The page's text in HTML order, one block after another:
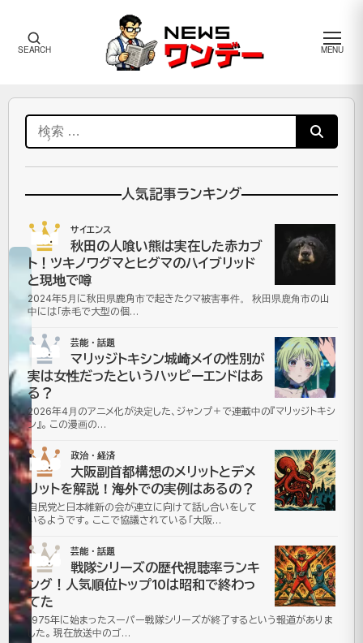
SEARCH MENU
メ
ワ
ン
デ
ー
能・
ノ
ス
ト
ラ
ダ
ム
ス
の
大
予
言、
索:
人気記事ランキング
No.1
サイエンス
秋田の人喰い熊は実在した赤カブ
ト！ツキノワグマとヒグマのハイブリッド
と現地で噂
2024年5月に秋田県鹿角市で起きたクマ被害事件。 秋田県鹿角市の山
中には「赤毛で大型の個…
No.2
芸能・話題
マリッジトキシン城崎メイの性別が
実は女性だったというハッピーエンドはあ
る？
2026年4月のアニメ化が決定した、ジャンプ＋で連載中の『マリッジトキシ
ン』。 この漫画の…
No.3
政治・経済
大阪副首都構想のメリットとデメ
リットを解説！海外での実例はあるの？
自民党と日本維新の会が連立に向けて話し合いをして
いるようです。 ここで協議されている「大阪…
No.4
芸能・話題
戦隊シリーズの歴代視聴率ランキ
ング！人気順位トップ10は昭和で終わっ
てた
1975年に始まったスーパー戦隊シリーズが終了するという報道がありま
した。 現在放送中のゴ…